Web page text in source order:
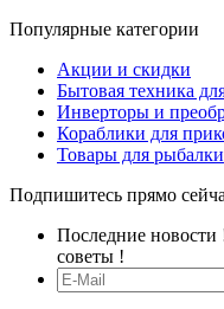
Популярные категории
Акции и скидки
Бытовая техника
Инверторы и
Кораблики для
Товары для рыбалки
Подпишитесь прямо
Последние
советы !